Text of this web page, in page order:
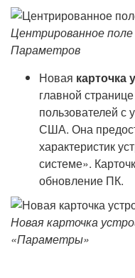
Центрированное поле
Параметров
Новая карточка
главной
пользователей с
США. Она
характеристик
системе».
обновление ПК.
Новая карточка
«Параметры»